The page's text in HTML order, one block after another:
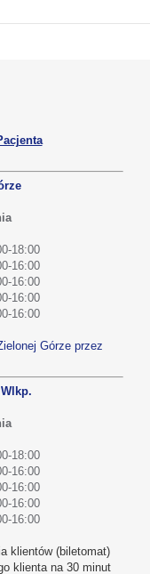
18:00
16:00
16:00
16:00
16:00
Górze przez
18:00
16:00
16:00
16:00
16:00
klientów (biletomat)
klienta na 30 minut